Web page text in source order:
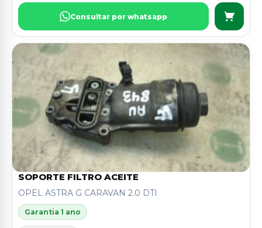
Consultar por whatsapp
SOPORTE FILTRO ACEITE
OPEL ASTRA G CARAVAN 2.0 DTI
Garantia 1 ano